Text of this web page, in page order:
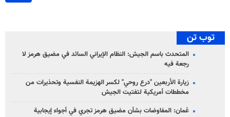
توب تن
المتحدث باسم الجيش: النظام الإيراني السائد في مضيق هرمز لا
رجعة فيه
زيارة الأربعين "درع روحي" لكسر الهزيمة النفسية وتحذيرات من
مخططات أمريكية لتفتيت الجيش
عُمان: المفاوضات بشأن مضيق هرمز تجري في أجواء إيجابية